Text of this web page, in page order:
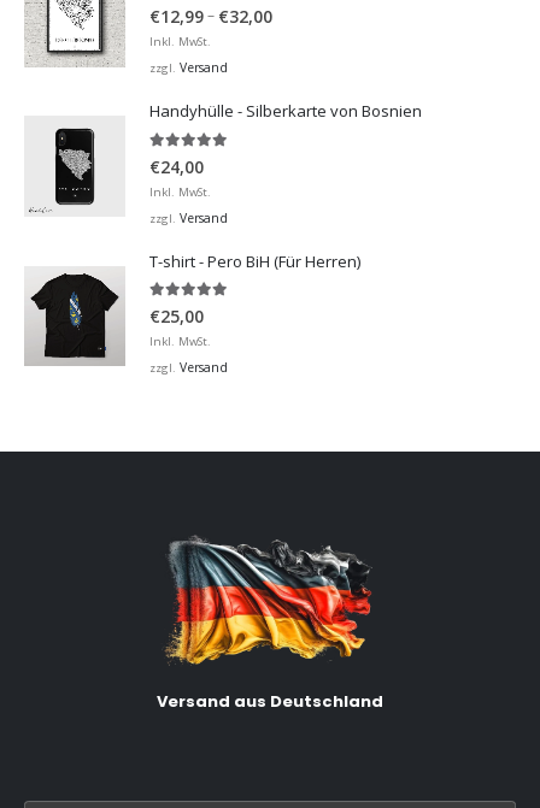
5.00von 5
€12,99– €32,00Preisspanne:
Inkl. MwSt.
zzgl. Versand
Handyhülle - Silberkarte von Bosnien
€24,00
Inkl. MwSt.
zzgl. Versand
T-shirt - Pero BiH (Für Herren)
5.00von 5
€25,00
Inkl. MwSt.
zzgl. Versand
Versand aus Deutschland